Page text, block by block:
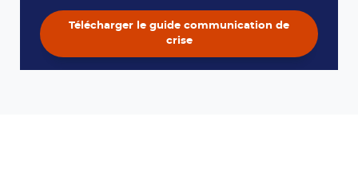
Télécharger le guide communication de
crise